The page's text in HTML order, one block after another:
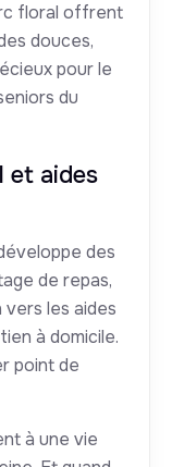
floral offrent
douces,
pour le
du
et aides
des
de repas,
les aides
à domicile.
point de
à une vie